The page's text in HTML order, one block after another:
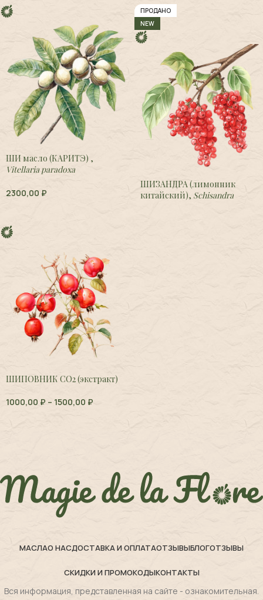
ШИ масло (КАРИТЭ) ,
Vitellaria paradoxa
2300,00 ₽
ПРОДАНО
NEW
ШИЗАНДРА (лимонник
китайский), Schisandra
ШИПОВНИК СО2 (экстракт)
1000,00 ₽ – 1500,00 ₽
МАСЛАО НАСДОСТАВКА И ОПЛАТАОТЗЫВЫБЛОГОТЗЫВЫ
СКИДКИ И ПРОМОКОДЫКОНТАКТЫ
Вся информация, представленная на сайте - ознакомительная.